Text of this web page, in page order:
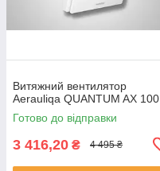
Витяжний вентилятор
Aerauliqa QUANTUM AX 100
Готово до відправки
3 416,20 ₴ 4 495 ₴